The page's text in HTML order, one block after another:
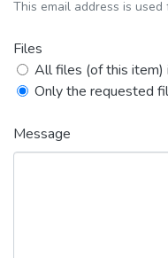
This email address is
Files
All files (of this item)
Only the requested
Message